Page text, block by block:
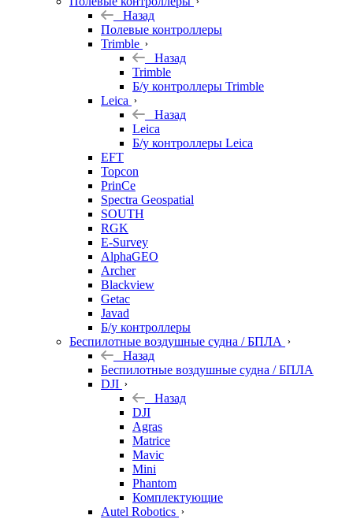
Назад
Полевые контроллеры
Trimble
Назад
Trimble
Б/у контроллеры Trimble
Leica
Назад
Leica
Б/у контроллеры Leica
EFT
Topcon
PrinCe
Spectra Geospatial
SOUTH
RGK
E-Survey
AlphaGEO
Archer
Blackview
Getac
Javad
Б/у контроллеры
Беспилотные воздушные судна / БПЛА
Назад
Беспилотные воздушные судна / БПЛА
DJI
Назад
DJI
Agras
Matrice
Mavic
Mini
Phantom
Комплектующие
Autel Robotics